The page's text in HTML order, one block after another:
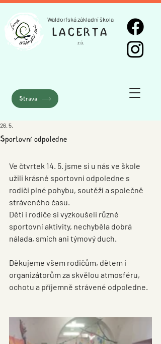
Waldorfská základní škola
LACERTA
z.ú.
Strava
Sportovní odpoledne
26. 5.
Ve čtvrtek 14. 5. jsme si u nás ve škole
užili krásné sportovní odpoledne s
rodiči plné pohybu, soutěží a společně
stráveného času.
Děti i rodiče si vyzkoušeli různé
sportovní aktivity, nechyběla dobrá
nálada, smích ani týmový duch.
Děkujeme všem rodičům, dětem i
organizátorům za skvělou atmosféru,
ochotu a příjemně strávené odpoledne.